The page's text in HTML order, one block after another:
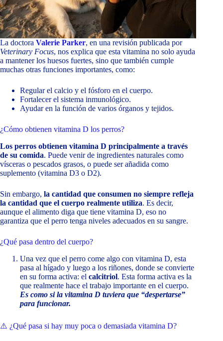
La doctora Valerie Parker, en una revisión publicada por
Veterinary Focus, nos explica que esta vitamina no solo ayuda
a mantener los huesos fuertes, sino que también cumple
muchas otras funciones importantes, como:
Regular el calcio y el fósforo en el cuerpo.
Fortalecer el sistema inmunológico.
Ayudar en la función de varios órganos y tejidos.
¿Cómo obtienen vitamina D los perros?
Los perros obtienen vitamina D principalmente a través
de su comida. Puede venir de ingredientes naturales como
vísceras o pescados grasos, o puede ser añadida como
suplemento (vitamina D3 o D2).
Sin embargo, la cantidad que consumen no siempre refleja
la cantidad que el cuerpo realmente utiliza. Es decir,
aunque el alimento diga que tiene vitamina D, eso no
garantiza que el perro tenga niveles adecuados en su sangre.
¿Qué pasa dentro del cuerpo?
Una vez que el perro come algo con vitamina D, esta
pasa al hígado y luego a los riñones, donde se convierte
en su forma activa: el calcitriol. Esta forma activa es la
que realmente hace el trabajo importante en el cuerpo.
Es como si la vitamina D tuviera que “despertarse”
para funcionar.
⚠️ ¿Qué pasa si hay muy poca o demasiada vitamina D?